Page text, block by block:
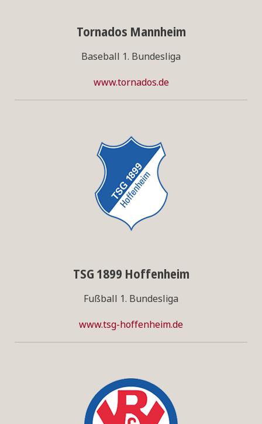
Tornados Mannheim
Baseball 1. Bundesliga
www.tornados.de
TSG 1899 Hoffenheim
Fußball 1. Bundesliga
www.tsg-hoffenheim.de